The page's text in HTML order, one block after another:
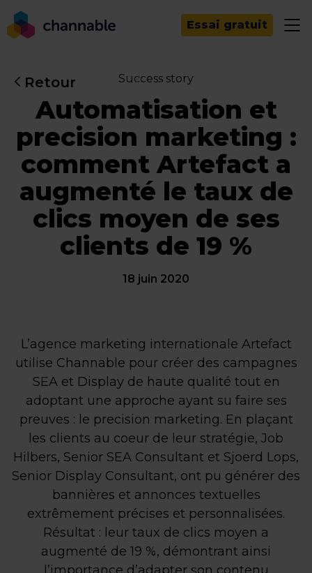
Essai gratuit
Retour Success story
Automatisation et
precision marketing :
comment Artefact a
augmenté le taux de
clics moyen de ses
clients de 19 %
18 juin 2020
L’agence marketing internationale Artefact
utilise Channable pour créer des campagnes
SEA et Display de haute qualité tout en
adoptant une approche ayant su faire ses
preuves : le precision marketing. En plaçant
les clients au coeur de leur stratégie, Job
Hilbers, Senior SEA Consultant et Sjoerd Lops,
Senior Display Consultant, ont pu générer des
bannières et annonces textuelles
extrêmement précises et personnalisées.
Résultat : leur taux de clics moyen a
augmenté de 19 %, démontrant ainsi